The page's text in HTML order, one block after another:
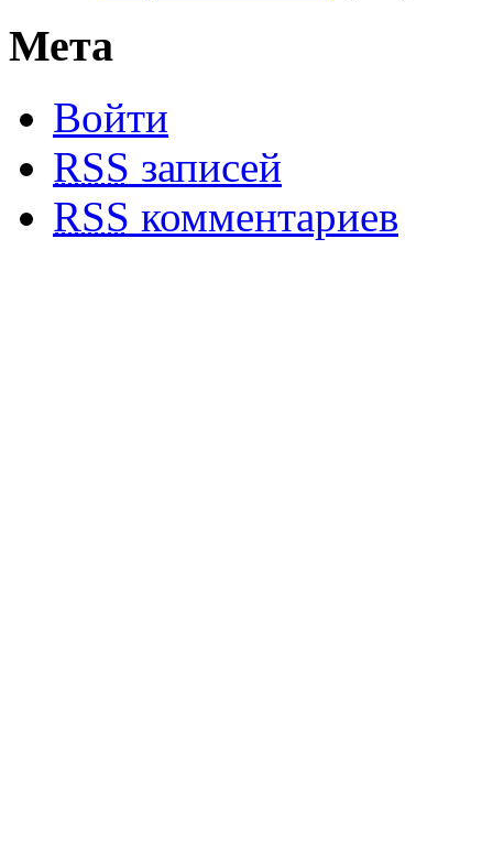
Мета
Войти
RSS записей
RSS комментариев